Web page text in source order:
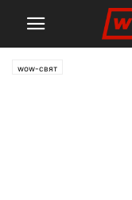
wow-свят